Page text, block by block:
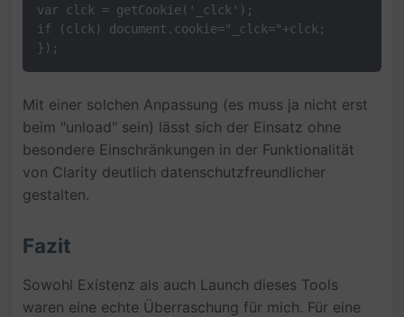
var clck = getCookie('_clck');
if (clck) document.cookie="_clck="+clck;
});
Mit einer solchen Anpassung (es muss ja nicht erst
beim "unload" sein) lässt sich der Einsatz ohne
besondere Einschränkungen in der Funktionalität
von Clarity deutlich datenschutzfreundlicher
gestalten.
Fazit
Sowohl Existenz als auch Launch dieses Tools
waren eine echte Überraschung für mich. Für eine